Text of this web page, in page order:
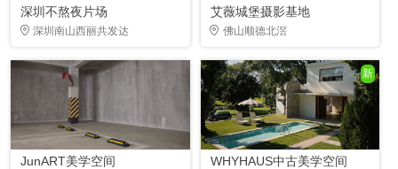
深圳不熬夜片场
深圳南山西丽共发达
艾薇城堡摄影基地
佛山顺德北滘
JunART美学空间
新
WHYHAUS中古美学空间